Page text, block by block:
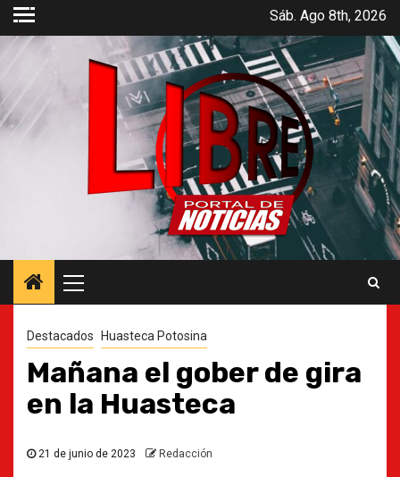
Saltar
contenido
Sáb. Ago 8th, 2026
principal
Destacados Huasteca Potosina
Mañana el gober de gira
en la Huasteca
21 de junio de 2023 Redacción